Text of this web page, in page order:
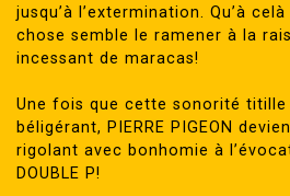
jusqu’à l’extermination. Qu’à
chose semble le ramener à la
incessant de maracas!
Une fois que cette sonorité
béligérant, PIERRE PIGEON
rigolant avec bonhomie à
DOUBLE P!